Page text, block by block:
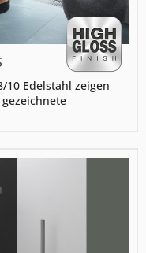
Edelstahl zeigen